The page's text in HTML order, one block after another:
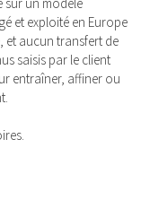
et exploité en Europe
et aucun transfert de
saisis par le client
entraîner, affiner ou